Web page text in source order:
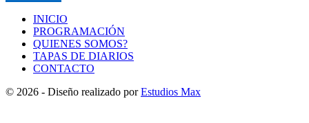
INICIO
PROGRAMACIÓN
QUIENES SOMOS?
TAPAS DE DIARIOS
CONTACTO
© 2026 - Diseño realizado porEstudios Max